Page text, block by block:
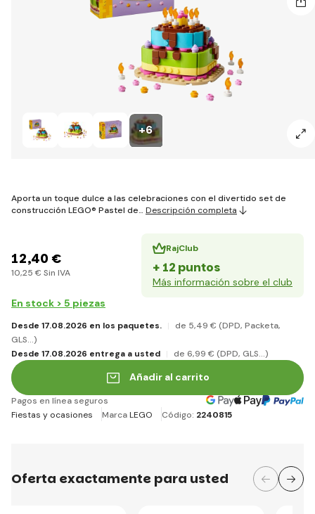
+6
Aporta un toque dulce a las celebraciones con el divertido set de
construcción LEGO® Pastel de… Descripción completa
12,40 €
10,25 € Sin IVA
RajClub
+ 12 puntos
Más información sobre el club
En stock > 5 piezas
Desde 17.08.2026 en los paquetes. de 5,49 € (DPD, Packeta,
GLS...)
Desde 17.08.2026 entrega a usted
de 6,99 € (DPD, GLS...)
Añadir al carrito
Pagos en línea seguros
Fiestas y ocasiones
MarcaLEGO Código: 2240815
Oferta exactamente para usted